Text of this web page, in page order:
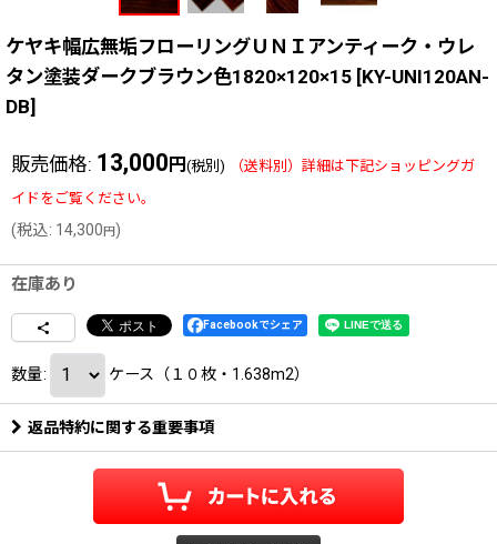
ケヤキ幅広無垢フローリングＵＮＩアンティーク・ウレ
タン塗装ダークブラウン色1820×120×15 [KY-UNI120AN-
DB]
販売価格: 13,000 円 (税別)
(税込: 14,300円)
在庫あり
Facebookでシェア
数量: ケース（１０枚・1.638m2）
返品特約に関する重要事項